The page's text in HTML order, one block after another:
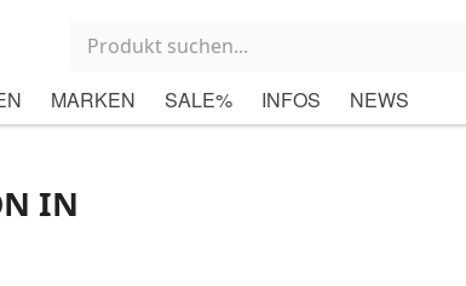
MARKEN SALE% INFOS NEWS
IN